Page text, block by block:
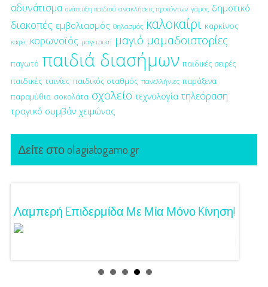
αδυνάτισμα ανάπτυξη παιδιού ανακλήσεις προϊόντων γάμος δημοτικό
διακοπές εμβολιασμός θηλασμός καλοκαίρι καρκίνος
καφές κορωνοϊός μαγειρική μαγιό μαμαδοιστορίες
παγωτό παιδιά διασήμων παιδικές σειρές
παιδικές ταινίες παιδικός σταθμός πανελλήνιες παράξενα
παραμύθια σοκολάτα σχολείο τεχνολογία τηλεόραση
τραγικό συμβάν χειμώνας
Δείτε στο olagiatogamo.gr
Λαμπερή Eπιδερμίδα Με Μία Μόνο Kίνηση!